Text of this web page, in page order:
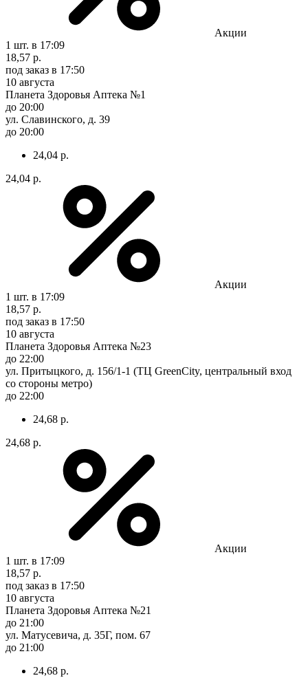
Акции
1 шт. в 17:09
18,57 р.
под заказ в 17:50
10 августа
Планета Здоровья Аптека №1
до 20:00
ул. Славинского, д. 39
до 20:00
24,04 р.
24,04 р.
Акции
1 шт. в 17:09
18,57 р.
под заказ в 17:50
10 августа
Планета Здоровья Аптека №23
до 22:00
ул. Притыцкого, д. 156/1-1 (ТЦ GreenCity, центральный вход
со стороны метро)
до 22:00
24,68 р.
24,68 р.
Акции
1 шт. в 17:09
18,57 р.
под заказ в 17:50
10 августа
Планета Здоровья Аптека №21
до 21:00
ул. Матусевича, д. 35Г, пом. 67
до 21:00
24,68 р.